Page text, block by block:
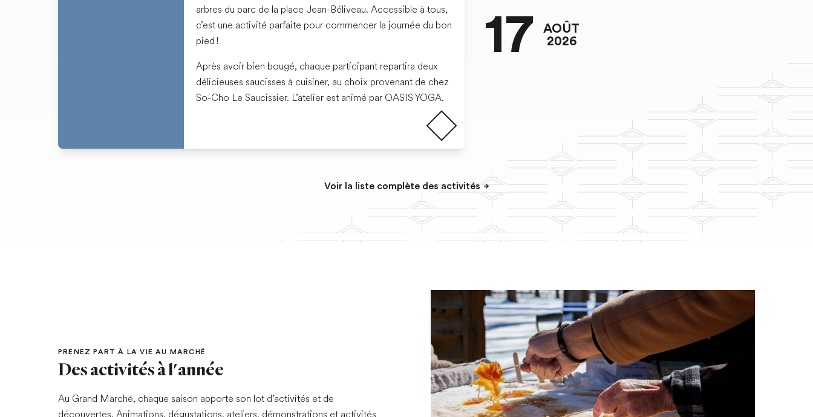
17
AOÛT
2026
arbres du parc de la place Jean-Béliveau. Accessible à tous,
c’est une activité parfaite pour commencer la journée du bon
pied !
Après avoir bien bougé, chaque participant repartira deux
délicieuses saucisses à cuisiner, au choix provenant de chez
So-Cho Le Saucissier. L’atelier est animé par OASIS YOGA.Lire la suite
Voir la liste complète des activités
PRENEZ PART À LA VIE AU MARCHÉ
Des activités à l'année
Au Grand Marché, chaque saison apporte son lot d’activités et de
découvertes. Animations, dégustations, ateliers, démonstrations et activités